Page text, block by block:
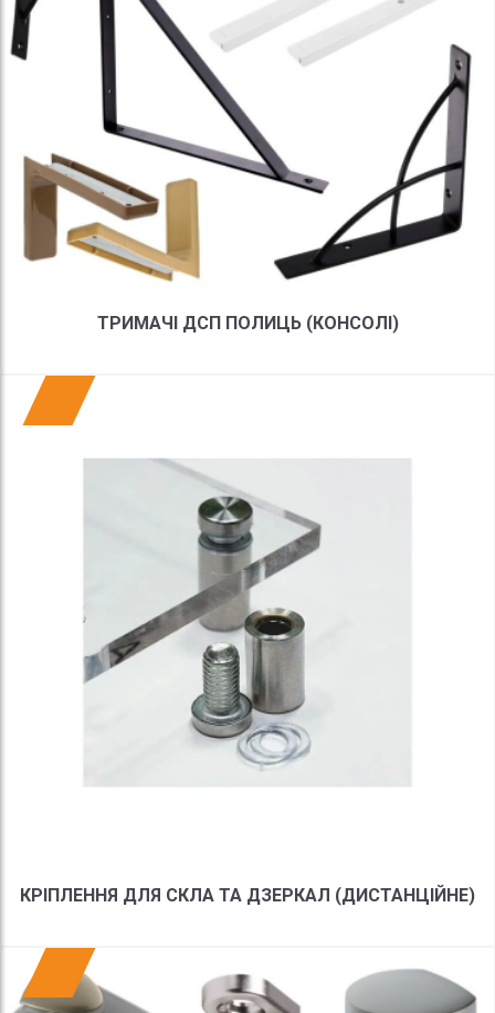
ТРИМАЧІ ДСП ПОЛИЦЬ (КОНСОЛІ)
КРІПЛЕННЯ ДЛЯ СКЛА ТА ДЗЕРКАЛ (ДИСТАНЦІЙНЕ)